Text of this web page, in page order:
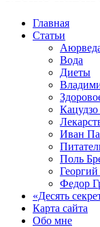
Главная
Статьи
Вода
Диеты
Иван
Поль
Федор
«Десять
Карта сайта
Обо мне